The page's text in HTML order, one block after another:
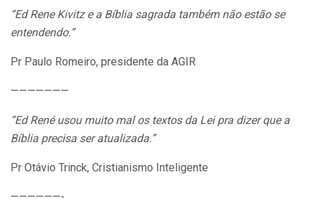
“Ed Rene Kivitz e a Bíblia sagrada também não estão se
entendendo.”
Pr Paulo Romeiro, presidente da AGIR
———————
“Ed René usou muito mal os textos da Lei pra dizer que a
Bíblia precisa ser atualizada.”
Pr Otávio Trinck, Cristianismo Inteligente
——————-